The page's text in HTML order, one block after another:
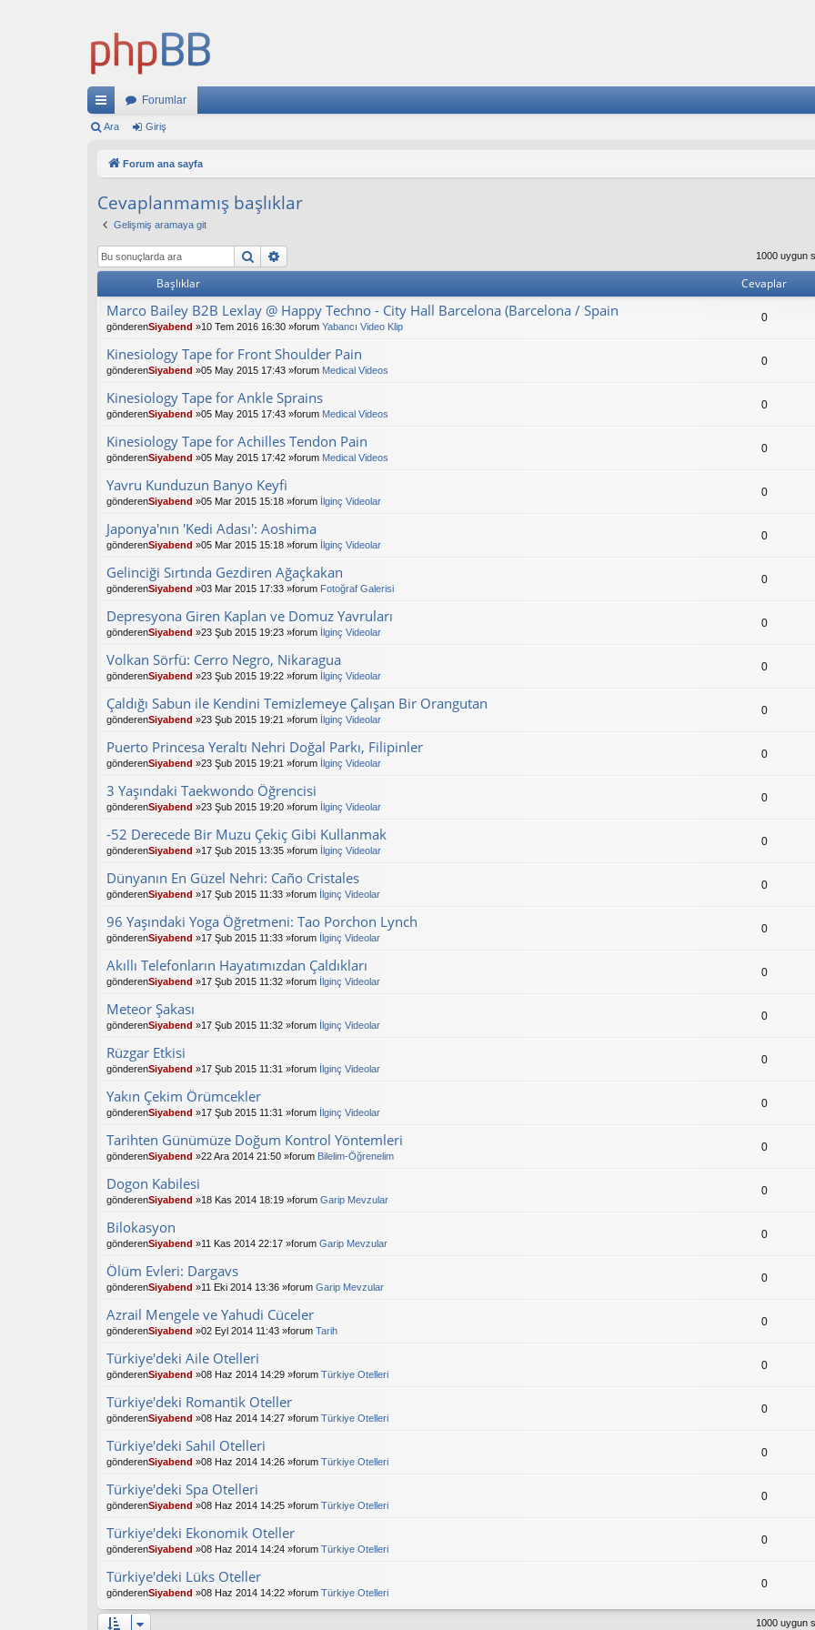
ızl
ğl
tıl
Forumlar
Ara Giriş
Forum ana sayfa
Cevaplanmamış başlıklar
Gelişmiş aramaya git
Ara 1000 uygun
Başlıklar Cevaplar
Marco Bailey B2B Lexlay @ Happy Techno - City Hall Barcelona (Barcelona / Spain
gönderenSiyabend »10 Tem 2016 16:30 »forum Yabancı Video Klip
0
Kinesiology Tape for Front Shoulder Pain
gönderenSiyabend »05 May 2015 17:43 »forum Medical Videos
0
Kinesiology Tape for Ankle Sprains
gönderenSiyabend »05 May 2015 17:43 »forum Medical Videos
0
Kinesiology Tape for Achilles Tendon Pain
gönderenSiyabend »05 May 2015 17:42 »forum Medical Videos
0
Yavru Kunduzun Banyo Keyfi
gönderenSiyabend »05 Mar 2015 15:18 »forum İlginç Videolar
0
Japonya'nın 'Kedi Adası': Aoshima
gönderenSiyabend »05 Mar 2015 15:18 »forum İlginç Videolar
0
Gelinciği Sırtında Gezdiren Ağaçkakan
gönderenSiyabend »03 Mar 2015 17:33 »forum Fotoğraf Galerisi
0
Depresyona Giren Kaplan ve Domuz Yavruları
gönderenSiyabend »23 Şub 2015 19:23 »forum İlginç Videolar
0
Volkan Sörfü: Cerro Negro, Nikaragua
gönderenSiyabend »23 Şub 2015 19:22 »forum İlginç Videolar
0
Çaldığı Sabun ile Kendini Temizlemeye Çalışan Bir Orangutan
gönderenSiyabend »23 Şub 2015 19:21 »forum İlginç Videolar
0
Puerto Princesa Yeraltı Nehri Doğal Parkı, Filipinler
gönderenSiyabend »23 Şub 2015 19:21 »forum İlginç Videolar
0
3 Yaşındaki Taekwondo Öğrencisi
gönderenSiyabend »23 Şub 2015 19:20 »forum İlginç Videolar
0
-52 Derecede Bir Muzu Çekiç Gibi Kullanmak
gönderenSiyabend »17 Şub 2015 13:35 »forum İlginç Videolar
0
Dünyanın En Güzel Nehri: Caño Cristales
gönderenSiyabend »17 Şub 2015 11:33 »forum İlginç Videolar
0
96 Yaşındaki Yoga Öğretmeni: Tao Porchon Lynch
gönderenSiyabend »17 Şub 2015 11:33 »forum İlginç Videolar
0
Akıllı Telefonların Hayatımızdan Çaldıkları
gönderenSiyabend »17 Şub 2015 11:32 »forum İlginç Videolar
0
Meteor Şakası
gönderenSiyabend »17 Şub 2015 11:32 »forum İlginç Videolar
0
Rüzgar Etkisi
gönderenSiyabend »17 Şub 2015 11:31 »forum İlginç Videolar
0
Yakın Çekim Örümcekler
gönderenSiyabend »17 Şub 2015 11:31 »forum İlginç Videolar
0
Tarihten Günümüze Doğum Kontrol Yöntemleri
gönderenSiyabend »22 Ara 2014 21:50 »forum Bilelim-Öğrenelim
0
Dogon Kabilesi
gönderenSiyabend »18 Kas 2014 18:19 »forum Garip Mevzular
0
Bilokasyon
gönderenSiyabend »11 Kas 2014 22:17 »forum Garip Mevzular
0
Ölüm Evleri: Dargavs
gönderenSiyabend »11 Eki 2014 13:36 »forum Garip Mevzular
0
Azrail Mengele ve Yahudi Cüceler
gönderenSiyabend »02 Eyl 2014 11:43 »forum Tarih
0
Türkiye'deki Aile Otelleri
gönderenSiyabend »08 Haz 2014 14:29 »forum Türkiye Otelleri
0
Türkiye'deki Romantik Oteller
gönderenSiyabend »08 Haz 2014 14:27 »forum Türkiye Otelleri
0
Türkiye'deki Sahil Otelleri
gönderenSiyabend »08 Haz 2014 14:26 »forum Türkiye Otelleri
0
Türkiye'deki Spa Otelleri
gönderenSiyabend »08 Haz 2014 14:25 »forum Türkiye Otelleri
0
Türkiye'deki Ekonomik Oteller
gönderenSiyabend »08 Haz 2014 14:24 »forum Türkiye Otelleri
0
Türkiye'deki Lüks Oteller
gönderenSiyabend »08 Haz 2014 14:22 »forum Türkiye Otelleri
0
1000 uygun